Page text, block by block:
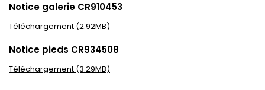
Notice galerie CR910453
Téléchargement (2.92MB)
Notice pieds CR934508
Téléchargement (3.29MB)